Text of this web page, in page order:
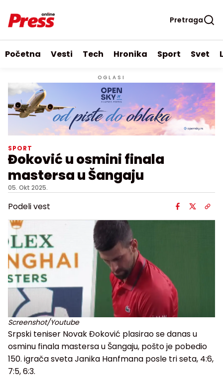
Pretraga
Početna Vesti Tech Hronika Sport Svet
OGLASI
SPORT
Đoković u osmini finala
mastersa u Šangaju
05. Okt 2025.
Podeli vest
Screenshot/Youtube
Srpski teniser Novak Đoković plasirao se danas u
osminu finala mastersa u Šangaju, pošto je pobedio
150. igrača sveta Janika Hanfmana posle tri seta, 4:6,
7:5, 6:3.